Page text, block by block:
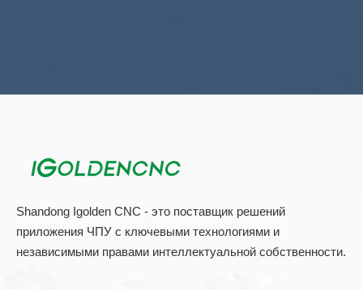
Shandong Igolden CNC - это поставщик решений
приложения ЧПУ с ключевыми технологиями и
независимыми правами интеллектуальной собственности.